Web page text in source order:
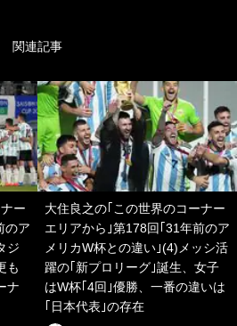
関連記事
ー
のア
ジ
も
ナ
大住良之の｢この世界のコーナー
エリアから｣第178回｢31年前のア
メリカW杯との違い｣(4)メッシ活
躍の｢新プロリーグ｣誕生、女子
はW杯｢4回｣優勝、一番の違いは
｢日本代表｣の存在